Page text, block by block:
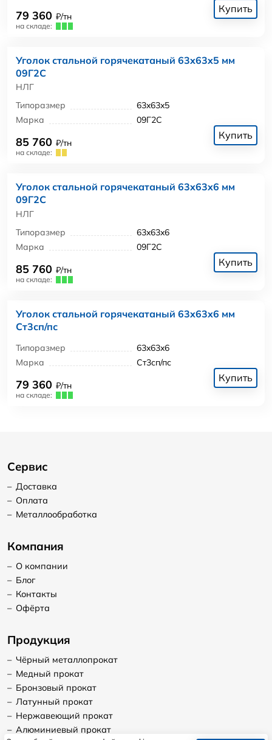
79 360 ₽/тн
на складе:
Купить
Уголок стальной горячекатаный 63x63x5 мм
09Г2С
НЛГ
Типоразмер
63x63x5
Марка
09Г2С
85 760 ₽/тн
на складе:
Купить
Уголок стальной горячекатаный 63x63x6 мм
09Г2С
НЛГ
Типоразмер
63x63x6
Марка
09Г2С
85 760 ₽/тн
на складе:
Купить
Уголок стальной горячекатаный 63x63x6 мм
Ст3сп/пс
Типоразмер
63x63x6
Марка
Ст3сп/пс
79 360 ₽/тн
на складе:
Купить
Сервис
– Доставка
– Оплата
– Металлообработка
Компания
– О компании
– Блог
– Контакты
– Офёрта
Продукция
– Чёрный металлопрокат
– Медный прокат
– Бронзовый прокат
– Латунный прокат
– Нержавеющий прокат
– Алюминиевый прокат